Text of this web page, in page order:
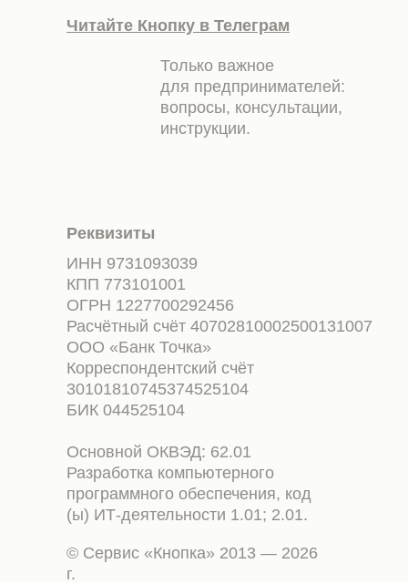
Читайте Кнопку в Телеграм
Только важное
для предпринимателей:
вопросы, консультации,
инструкции.
Реквизиты
Основной ОКВЭД: 62.01
Разработка компьютерного
программного обеспечения, код
(ы) ИТ-деятельности 1.01; 2.01.
ИНН 9731093039
КПП 773101001
ОГРН 1227700292456
Расчётный счёт 40702810002500131007
ООО «Банк Точка»
Корреспондентский счёт
30101810745374525104
БИК 044525104
© Сервис «Кнопка» 2013 — 2026
г.